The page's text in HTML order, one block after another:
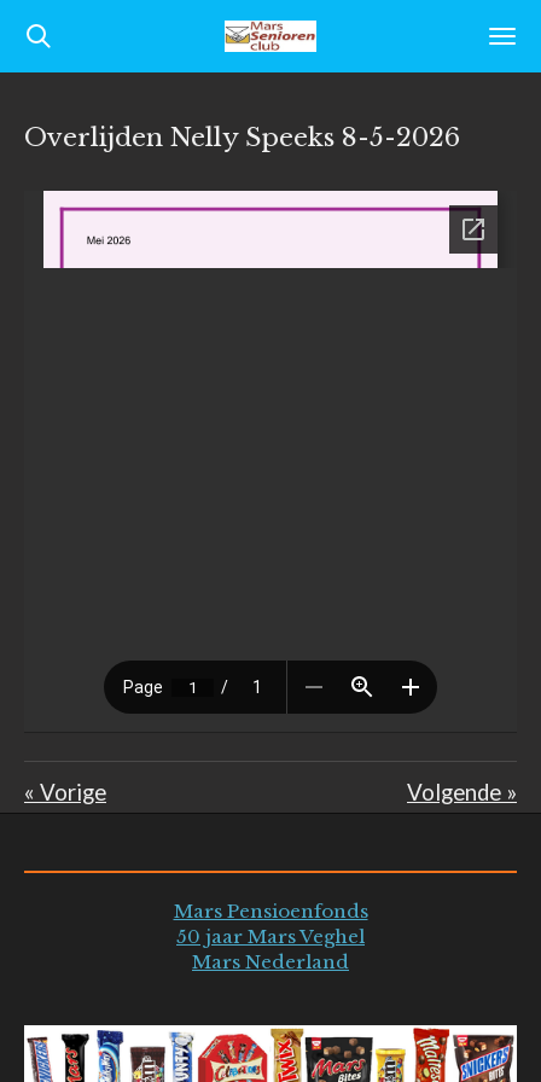
Ga
direct
de
hoofdinhoud
Overlijden Nelly Speeks 8-5-2026
« Vorige Volgende »
Mars Pensioenfonds
50 jaar Mars Veghel
Mars Nederland